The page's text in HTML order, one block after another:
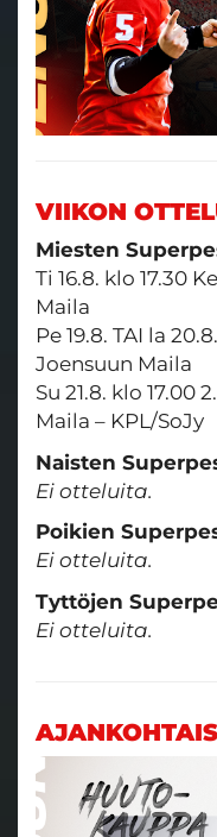
VIIKON
Miesten
Ti 16.8. klo 17.30
Maila
Pe 19.8. TAI la
Joensuun Maila
Su 21.8. klo 17.00
Maila – KPL/SoJy
Naisten
Ei otteluita.
Poikien
Ei otteluita.
Tyttöjen
Ei otteluita.